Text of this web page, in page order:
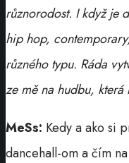
různorodost. I když je
hip hop,
různého typu. Ráda
ze mě na hudbu, která
MeSs: Kedy a ako si
dancehall-om a čím